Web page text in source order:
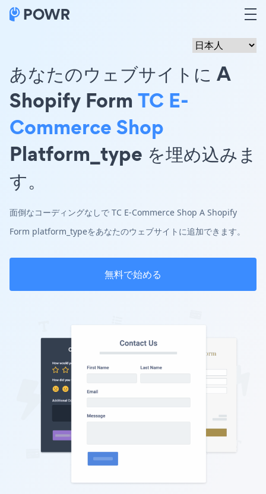
あなたのウェブサイトに A
Shopify Form TC E-
Commerce Shop
Platform_type を埋め込みま
す。
面倒なコーディングなしで TC E-Commerce Shop A Shopify
Form platform_typeをあなたのウェブサイトに追加できます。
無料で始める